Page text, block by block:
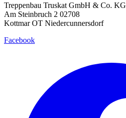
Treppenbau Truskat GmbH & Co. KG
Am Steinbruch 2 02708
Kottmar OT Niedercunnersdorf
Facebook